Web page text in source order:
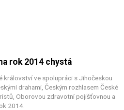
rok 2014 chystá
království ve spolupráci s Jihočeskou
drahami, Českým rozhlasem České
Oborovou zdravotní pojišťovnou a
2014.